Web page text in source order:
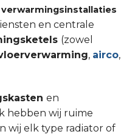
verwarmingsinstallaties
en centrale
(zowel
, airco,
en
hebben wij ruime
wij elk type radiator of